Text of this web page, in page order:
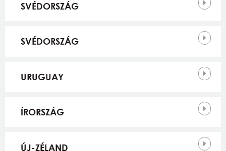
SVÉDORSZÁG
SVÉDORSZÁG
URUGUAY
ÍRORSZÁG
ÚJ-ZÉLAND